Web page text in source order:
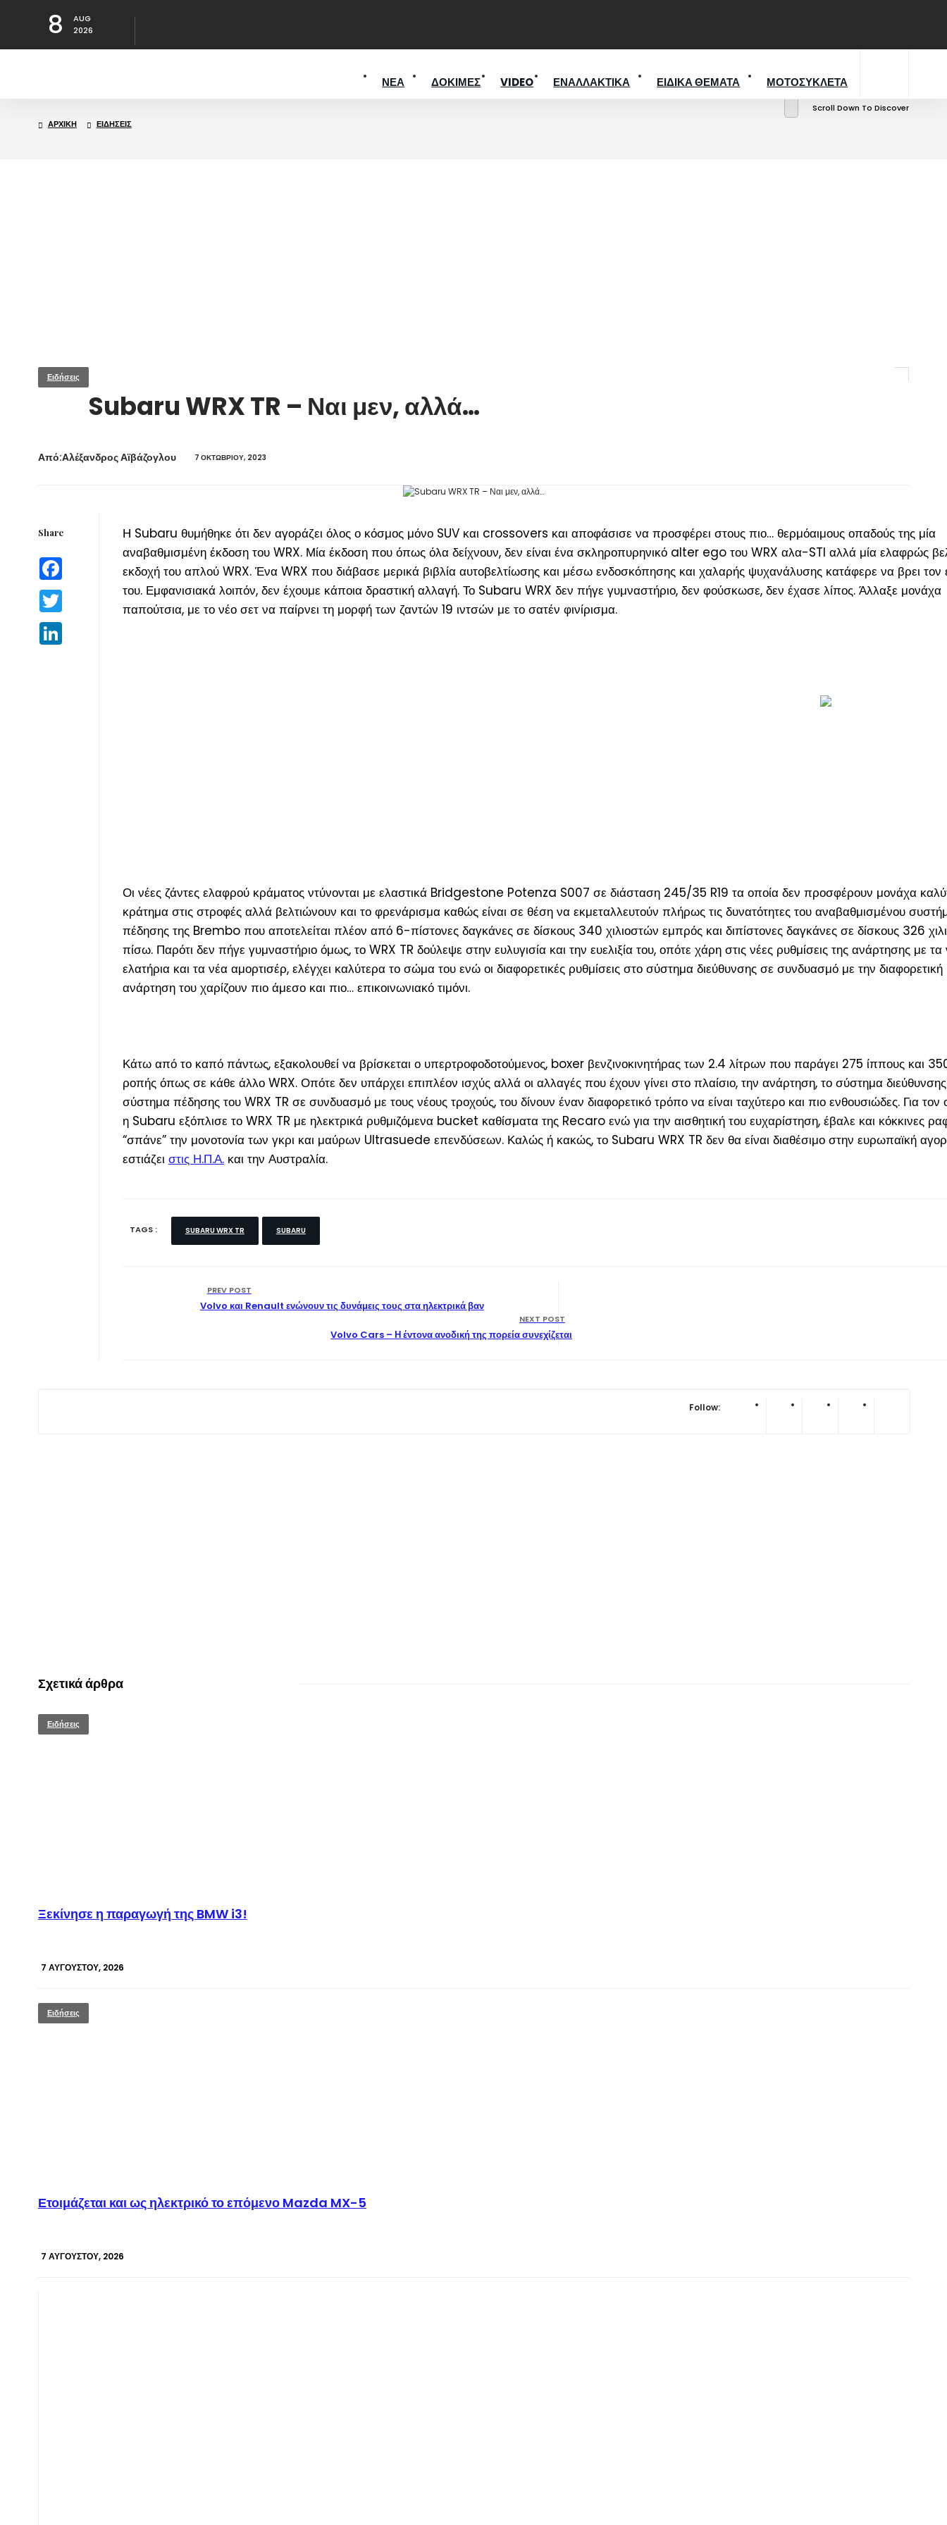
8
AUG
2026
ΝΕΑ ΔΟΚΙΜΕΣ VIDEO ΕΝΑΛΛΑΚΤΙΚΑ ΕΙΔΙΚΑ ΘΕΜΑΤΑ ΜΟΤΟΣΥΚΛΕΤΑ
ΑΡΧΙΚΉ ΕΙΔΉΣΕΙΣ
Scroll Down To Discover
Ειδήσεις
Subaru WRX TR – Ναι μεν, αλλά…
Από:Aλέξανδρος Αϊβάζογλου 7 ΟΚΤΩΒΡΊΟΥ, 2023
Share
Facebook
Twitter
LinkedIn
Η Subaru θυμήθηκε ότι δεν αγοράζει όλος ο κόσμος μόνο SUV και crossovers και αποφάσισε να προσφέρει στους πιο… θερμόαιμους οπαδούς της μία
αναβαθμισμένη έκδοση του WRX. Μία έκδοση που όπως όλα δείχνουν, δεν είναι ένα σκληροπυρηνικό alter ego του WRX αλα-STI αλλά μία ελαφρώς
εκδοχή του απλού WRX. Ένα WRX που διάβασε μερικά βιβλία αυτοβελτίωσης και μέσω ενδοσκόπησης και χαλαρής ψυχανάλυσης κατάφερε να βρει τον
του. Εμφανισιακά λοιπόν, δεν έχουμε κάποια δραστική αλλαγή. Το Subaru WRX δεν πήγε γυμναστήριο, δεν φούσκωσε, δεν έχασε λίπος. Άλλαξε μονάχα
παπούτσια, με το νέο σετ να παίρνει τη μορφή των ζαντών 19 ιντσών με το σατέν φινίρισμα.
Οι νέες ζάντες ελαφρού κράματος ντύνονται με ελαστικά Bridgestone Potenza S007 σε διάσταση 245/35 R19 τα οποία δεν προσφέρουν μονάχα
κράτημα στις στροφές αλλά βελτιώνουν και το φρενάρισμα καθώς είναι σε θέση να εκμεταλλευτούν πλήρως τις δυνατότητες του αναβαθμισμένου
πέδησης της Brembo που αποτελείται πλέον από 6-πίστονες δαγκάνες σε δίσκους 340 χιλιοστών εμπρός και διπίστονες δαγκάνες σε δίσκους 326
πίσω. Παρότι δεν πήγε γυμναστήριο όμως, το WRX TR δούλεψε στην ευλυγισία και την ευελιξία του, οπότε χάρη στις νέες ρυθμίσεις της ανάρτησης με τα
ελατήρια και τα νέα αμορτισέρ, ελέγχει καλύτερα το σώμα του ενώ οι διαφορετικές ρυθμίσεις στο σύστημα διεύθυνσης σε συνδυασμό με την διαφορετική
ανάρτηση του χαρίζουν πιο άμεσο και πιο… επικοινωνιακό τιμόνι.
Κάτω από το καπό πάντως, εξακολουθεί να βρίσκεται ο υπερτροφοδοτούμενος, boxer βενζινοκινητήρας των 2.4 λίτρων που παράγει 275 ίππους και
ροπής όπως σε κάθε άλλο WRX. Οπότε δεν υπάρχει επιπλέον ισχύς αλλά οι αλλαγές που έχουν γίνει στο πλαίσιο, την ανάρτηση, το σύστημα διεύθυνσης
σύστημα πέδησης του WRX TR σε συνδυασμό με τους νέους τροχούς, του δίνουν έναν διαφορετικό τρόπο να είναι ταχύτερο και πιο ενθουσιώδες. Για τον
η Subaru εξόπλισε το WRX TR με ηλεκτρικά ρυθμιζόμενα bucket καθίσματα της Recaro ενώ για την αισθητική του ευχαρίστηση, έβαλε και κόκκινες
“σπάνε” την μονοτονία των γκρι και μαύρων Ultrasuede επενδύσεων. Καλώς ή κακώς, το Subaru WRX TR δεν θα είναι διαθέσιμο στην ευρωπαϊκή
εστιάζει στις Η.Π.Α.και την Αυστραλία.
TAGS : SUBARU WRX TR SUBARU
PREV POST
Volvo και Renault ενώνουν τις δυνάμεις τους στα ηλεκτρικά βαν
NEXT POST
Volvo Cars – Η έντονα ανοδική της πορεία συνεχίζεται
Follow:
Σχετικά άρθρα
Ειδήσεις
Ξεκίνησε η παραγωγή της BMW i3!
7 ΑΥΓΟΎΣΤΟΥ, 2026
Ειδήσεις
Ετοιμάζεται και ως ηλεκτρικό το επόμενο Mazda MX-5
7 ΑΥΓΟΎΣΤΟΥ, 2026